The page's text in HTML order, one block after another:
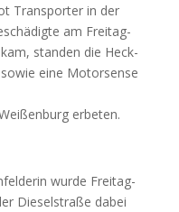
Trans­por­ter in der
am Frei­tag­
stan­den die Heck­
eine Motor­sen­se
erbe­ten.
wur­de Frei­tag­
Die­sel­stra­ße dabei